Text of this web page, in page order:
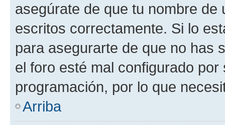
asegúrate de que tu nombre
escritos correctamente. Si lo
para asegurarte de que no has
el foro esté mal configurado
programación, por lo que
Arriba